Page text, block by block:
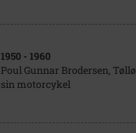
1950 - 1960
Poul Gunnar Brodersen,
sin motorcykel